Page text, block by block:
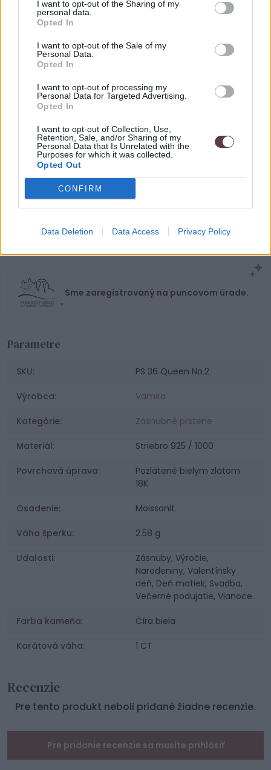
I want to opt-out of the Sharing of my
personal data.
Opted In
I want to opt-out of the Sale of my
Personal Data.
Opted In
I want to opt-out of processing my
Personal Data for Targeted Advertising.
Opted In
I want to opt-out of Collection, Use,
Retention, Sale, and/or Sharing of my
Personal Data that Is Unrelated with the
Purposes for which it was collected.
Opted Out
CONFIRM
Data Deletion Data Access Privacy Policy
nižšiu cenu.
čo znamená, že nemusí byť ťažený z prírody, čo je
ekologicky šetrnejšie.
Náš sortiment zahŕňa nielen zásnubné prstene s
moissanitom, ale aj nádherné náušnice, náhrdelníky a ďalšie
šperky pre každú príležitosť. Dodajte vášmu outfitu šmrnc
Nechajte sa okúzliť týmto jedinečným drahokamom a
pridajte do vášho života trochu luxusu za dostupnú cenu.
Objednajte si ešte dnes a získajte šperky, ktoré budú žiariť
krásou a eleganciou po celý život.
minimalizujú riziko alergických reakcií, a teda sú ideálnym
Sme zaregistrovaný na puncovom úrade.
Parametre
SKU: PS 36 Queen No.2
Výrobca: Vamira
Kategórie: Zásnubné prstene
Materiál: Striebro 925 / 1000
Povrchová úprava:
Pozlátené bielym zlatom
18K
Osadenie: Moissanit
Váha šperku: 2.58 g
Udalosti:
Zásnuby, Výročie,
Narodeniny, Valentínsky
deň, Deň matiek, Svadba,
Večerné podujatie, Vianoce
Farba kameňa: Číra biela
Karátová váha: 1 CT
Recenzie
Pre tento produkt neboli pridané žiadne recenzie.
Pre pridanie recenzie sa musíte prihlásiť